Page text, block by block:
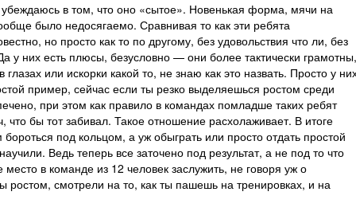
в том, что оно «сытое». Новенькая форма, мячи на
было недосягаемо. Сравнивая то как эти ребята
но просто как то по другому, без удовольствия что ли, без
у них есть плюсы, безусловно — они более тактически
или искорки какой то, не знаю как это назвать. Просто у
пример, сейчас если ты резко выделяешься ростом среди
при этом как правило в командах помладше таких ребят
бы тот забивал. Такое отношение расхолаживает. В итоге
под кольцом, а уж обыграть или просто отдать простой
Ведь теперь все заточено под результат, а не под то что
в команде из 12 человек заслужить, не говоря уж о
ростом, смотрели на то, как ты пашешь на тренировках, и на